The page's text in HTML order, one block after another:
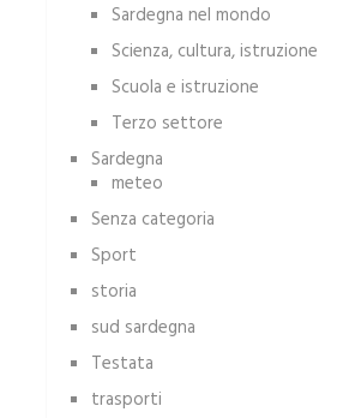
Sardegna nel mondo
Scienza, cultura, istruzione
Scuola e istruzione
Terzo settore
Sardegna
meteo
Senza categoria
Sport
storia
sud sardegna
Testata
trasporti